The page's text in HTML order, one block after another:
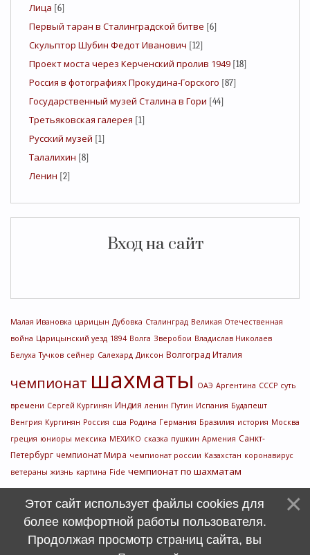
Лица [6]
Первый таран в Сталинградской битве [6]
Скульптор Шубин Федот Иванович [12]
Проект моста через Керченский пролив 1949 [18]
Россия в фотографиях Прокудина-Горского [87]
Государственный музей Сталина в Гори [44]
Третьяковская галерея [1]
Русский музей [1]
Талалихин [8]
Ленин [2]
Вход на сайт
Малая Ивановка царицын Дубовка Сталинград Великая Отечественная
война Царицынский уезд 1894 Волга Зверобои Владислав Николаев
Белуха Тучков сейнер Салехард Диксон Волгоград Италия
чемпионат шахматы ОАЭ Аргентина СССР суть
времени Сергей Кургинян Индия ленин Путин Испания Будапешт
Венгрия Кургинян Россия сша Родина Германия Бразилия история Москва
греция юниоры мексика МЕХИКО сказка пушкин Армения Санкт-
Петербург чемпионат Мира чемпионат россии Казахстан коронавирус
ветераны жизнь картина Fide чемпионат по шахматам
Этот сайт использует файлы cookies для
более комфортной работы пользователя.
Продолжая просмотр страниц сайта, вы